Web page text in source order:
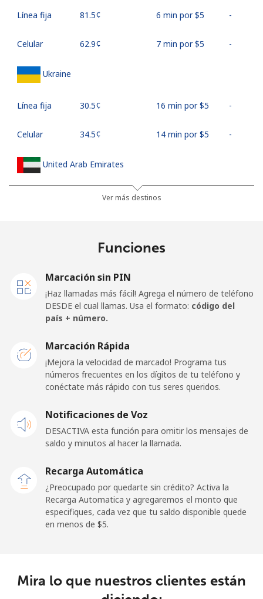
Línea fija ⁦81.5¢⁩ 6 min por ⁦$5⁩ -
Celular ⁦62.9¢⁩ 7 min por ⁦$5⁩ -
Ukraine
Línea fija ⁦30.5¢⁩ 16 min por ⁦$5⁩ -
Celular ⁦34.5¢⁩ 14 min por ⁦$5⁩ -
United Arab Emirates
15 min por ⁦$5⁩
United Kingdom
Línea fija
⁦$5⁩
Premium ⁦57.9¢⁩ 8 min por ⁦$5⁩
All country ⁦1.5¢⁩
333 min por
⁦$5⁩
-
Uruguay
Línea fija ⁦12.9¢⁩ 38 min por ⁦$5⁩ -
Us Virgin Islands
Ver más destinos
Funciones
Marcación sin PIN
¡Haz llamadas más fácil! Agrega el número de teléfono
DESDE el cual llamas. Usa el formato: código del
país + número.
Marcación Rápida
¡Mejora la velocidad de marcado! Programa tus
números frecuentes en los dígitos de tu teléfono y
conéctate más rápido con tus seres queridos.
Notificaciones de Voz
DESACTIVA esta función para omitir los mensajes de
saldo y minutos al hacer la llamada.
Recarga Automática
¿Preocupado por quedarte sin crédito? Activa la
Recarga Automatica y agregaremos el monto que
especifiques, cada vez que tu saldo disponible quede
en menos de ⁦$5⁩.
Mira lo que nuestros clientes están